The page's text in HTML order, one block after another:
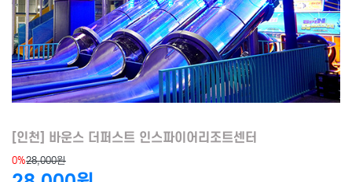
[인천] 바운스 더퍼스트 인스파이어리조트센터
0%28,000원